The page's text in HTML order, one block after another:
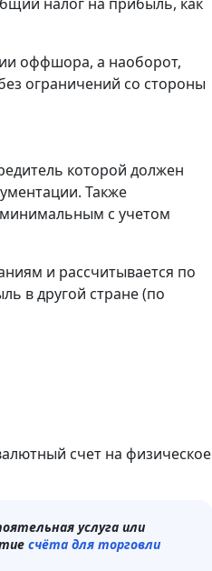
оффшора, а наоборот,
ограничений со стороны
которой должен
Также
с учетом
и рассчитывается по
в другой стране (по
счет на физическое
услуга или
счёта для торговли